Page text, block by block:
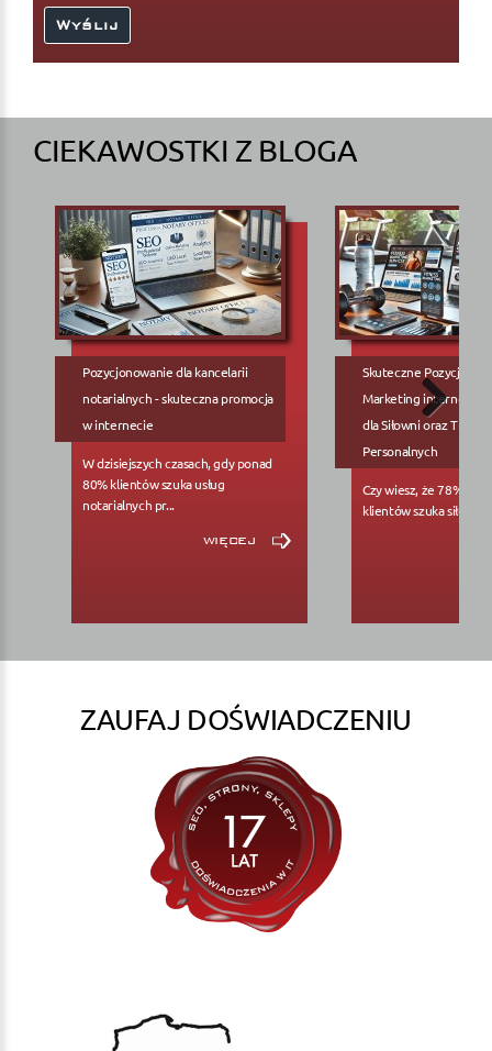
CIEKAWOSTKI Z BLOGA
Pozycjonowanie dla kancelarii
notarialnych - skuteczna promocja
w internecie
W dzisiejszych czasach, gdy ponad
80% klientów szuka usług
notarialnych pr...
więcej
Skuteczne
Marketing internetowy
dla Siłowni oraz
Personalnych
Czy wiesz, że 78%
klientów szuka siłowni...
ZAUFAJ DOŚWIADCZENIU